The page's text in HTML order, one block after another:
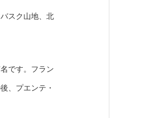
スク山地、北
です。フラン
、プエンテ・